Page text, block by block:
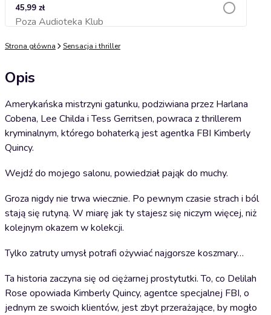
45,99 zł
Poza Audioteka KlubDodaj do koszyka
Strona główna Sensacja i thriller
Opis
Amerykańska mistrzyni gatunku, podziwiana przez Harlana
Cobena, Lee Childa i Tess Gerritsen, powraca z thrillerem
kryminalnym, którego bohaterką jest agentka FBI Kimberly
Quincy.
Wejdź do mojego salonu, powiedział pająk do muchy.
Groza nigdy nie trwa wiecznie. Po pewnym czasie strach i ból
stają się rutyną. W miarę jak ty stajesz się niczym więcej, niż
kolejnym okazem w kolekcji.
Tylko zatruty umysł potrafi ożywiać najgorsze koszmary…
Ta historia zaczyna się od ciężarnej prostytutki. To, co Delilah
Rose opowiada Kimberly Quincy, agentce specjalnej FBI, o
jednym ze swoich klientów, jest zbyt przerażające, by mogło